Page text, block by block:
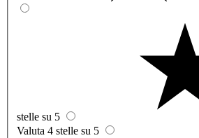
stelle su 5
Valuta 4 stelle su 5